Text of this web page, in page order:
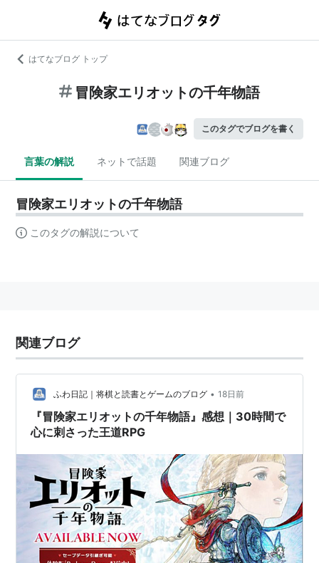
はてなブログ トップ
冒険家エリオットの千年物語
このタグでブログを書く
言葉の解説 ネットで話題 関連ブログ
冒険家エリオットの千年物語
このタグの解説について
関連ブログ
ふわ日記｜将棋と読書とゲームのブログ • 18日前
『冒険家エリオットの千年物語』感想｜30時間で
心に刺さった王道RPG